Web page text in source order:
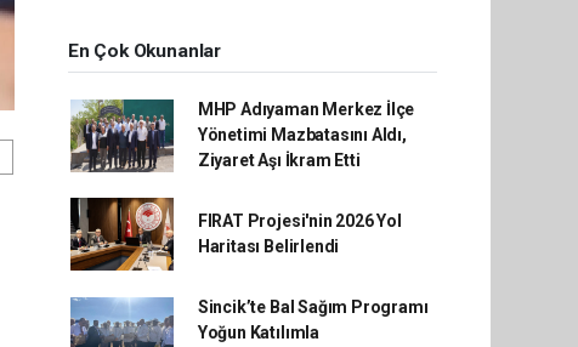
En Çok Okunanlar
MHP Adıyaman Merkez İlçe
Yönetimi Mazbatasını Aldı,
Ziyaret Aşı İkram Etti
FIRAT Projesi'nin 2026 Yol
Haritası Belirlendi
Sincik’te Bal Sağım Programı
Yoğun Katılımla